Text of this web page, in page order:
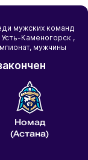
мужских команд
Усть-Каменогорск ,
мужчины
Номад
(Астана)